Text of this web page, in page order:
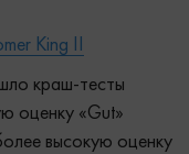
King II
краш-тесты
оценку «Gut»
высокую оценку